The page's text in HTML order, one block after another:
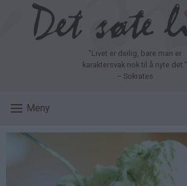
"Livet er deilig, bare man er
karaktersvak nok til å nyte det."
– Sokrates
Meny